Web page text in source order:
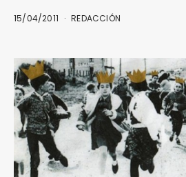
15/04/2011 REDACCIÓN